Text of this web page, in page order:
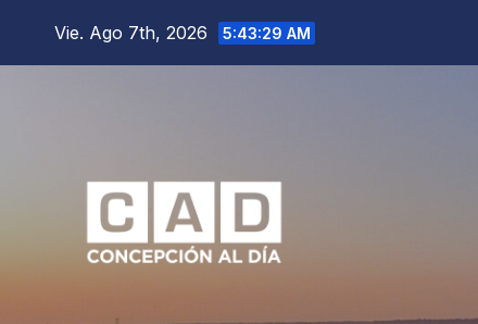
Vie. Ago 7th, 2026 5:43:31 AM